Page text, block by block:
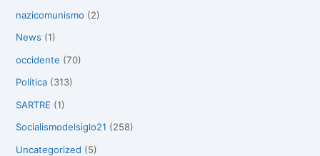
nazicomunismo (2)
News (1)
occidente (70)
Política (313)
SARTRE (1)
Socialismodelsiglo21 (258)
Uncategorized (5)